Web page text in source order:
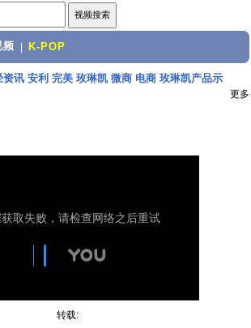
频 K-POP
资讯 安利 完美 玫琳凯 微商 电商 玫琳凯产品示
更多
转载: